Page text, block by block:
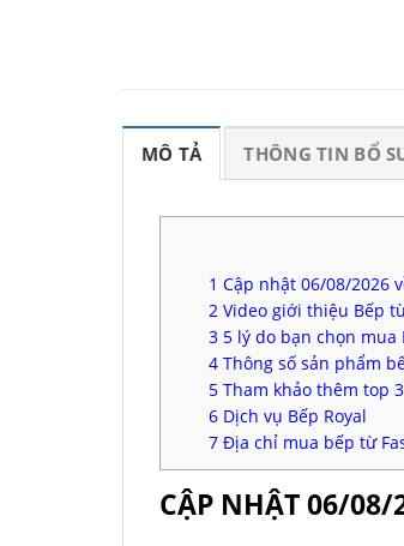
MÔ TẢ THÔNG TIN BỔ
1 Cập nhật 06/08/2026
2 Video giới thiệu Bếp
3 5 lý do bạn chọn mua
4 Thông số sản phẩm
5 Tham khảo thêm top
6 Dịch vụ Bếp Royal
7 Địa chỉ mua bếp từ
CẬP NHẬT 06/08/